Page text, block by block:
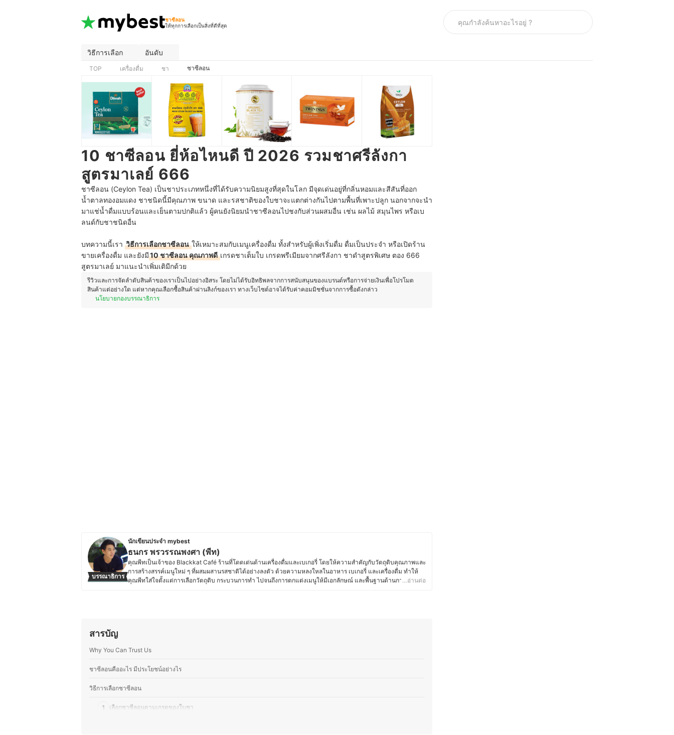
ชาซีลอน
ให้ทุกการเลือกเป็นสิ่งที่ดีที่สุด
วิธีการเลือก อันดับ
TOP เครื่องดื่ม ชา ชาซีลอน
10 ชาซีลอน ยี่ห้อไหนดี ปี 2026 รวมชาศรีลังกา
สูตรมาเลย์ 666
ชาซีลอน (Ceylon Tea) เป็นชาประเภทหนึ่งที่ได้รับความนิยมสูงที่สุดในโลก มีจุดเด่นอยู่ที่กลิ่นหอมและสีสันที่ออก
น้ำตาลทองอมแดง ชาชนิดนี้มีคุณภาพ ขนาด และรสชาติของใบชาจะแตกต่างกันไปตามพื้นที่เพาะปลูก นอกจากจะนำ
มาแช่น้ำดื่มแบบร้อนและเย็นตามปกติแล้ว ผู้คนยังนิยมนำชาซีลอนไปชงกับส่วนผสมอื่น เช่น ผลไม้ สมุนไพร หรือเบ
ลนด์กับชาชนิดอื่น
บทความนี้เรา วิธีการเลือกชาซีลอนให้เหมาะสมกับเมนูเครื่องดื่ม ทั้งสำหรับผู้เพิ่งเริ่มดื่ม ดื่มเป็นประจำ หรือเปิดร้าน
ขายเครื่องดื่ม และยังมี10 ชาซีลอน คุณภาพดีเกรดชาเต็มใบ เกรดพรีเมียมจากศรีลังกา ชาดำสูตรพิเศษ ตอง 666
สูตรมาเลย์ มาแนะนำเพิ่มเติมีกด้วย
รีวิวและการจัดลำดับสินค้าของเราเป็นไปอย่างอิสระ โดยไม่ได้รับอิทธิพลจากการสนับสนุนของแบรนด์หรือการจ่ายเงินเพื่อโปรโมต
สินค้าแต่อย่างใด แต่หากคุณเลือกซื้อสินค้าผ่านลิงก์ของเรา ทางเว็บไซต์อาจได้รับค่าคอมมิชชั่นจากการซื้อดังกล่าว
นโยบายกองบรรณาธิการ
บรรณาธิการ
นักเขียนประจำ mybest
ธนกร พรวรรณพงศา (พีท)
คุณพีทเป็นเจ้าของ Blackkat Café ร้านที่โดดเด่นด้านเครื่องดื่มและเบเกอรี่ โดยให้ความสำคัญกับวัตถุดิบคุณภาพและ
การสร้างสรรค์เมนูใหม่ ๆ ที่ผสมผสานรสชาติได้อย่างลงตัว ด้วยความหลงใหลในอาหาร เบเกอรี่ และเครื่องดื่ม ทำให้
คุณพีทใส่ใจตั้งแต่การเลือกวัตถุดิบ กระบวนการทำ ไปจนถึงการตกแต่งเมนูให้มีเอกลักษณ์ และพื้นฐานด้านการท่อง
…อ่านต่อ
สารบัญ
Why You Can Trust Us
ชาซีลอนคืออะไร มีประโยชน์อย่างไร
วิธีการเลือกชาซีลอน
1 เลือกชาซีลอนตามเกรดของใบชา